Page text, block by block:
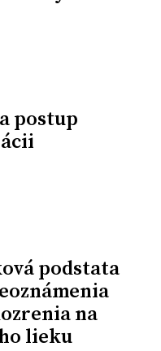
postup
podstata
na
lieku